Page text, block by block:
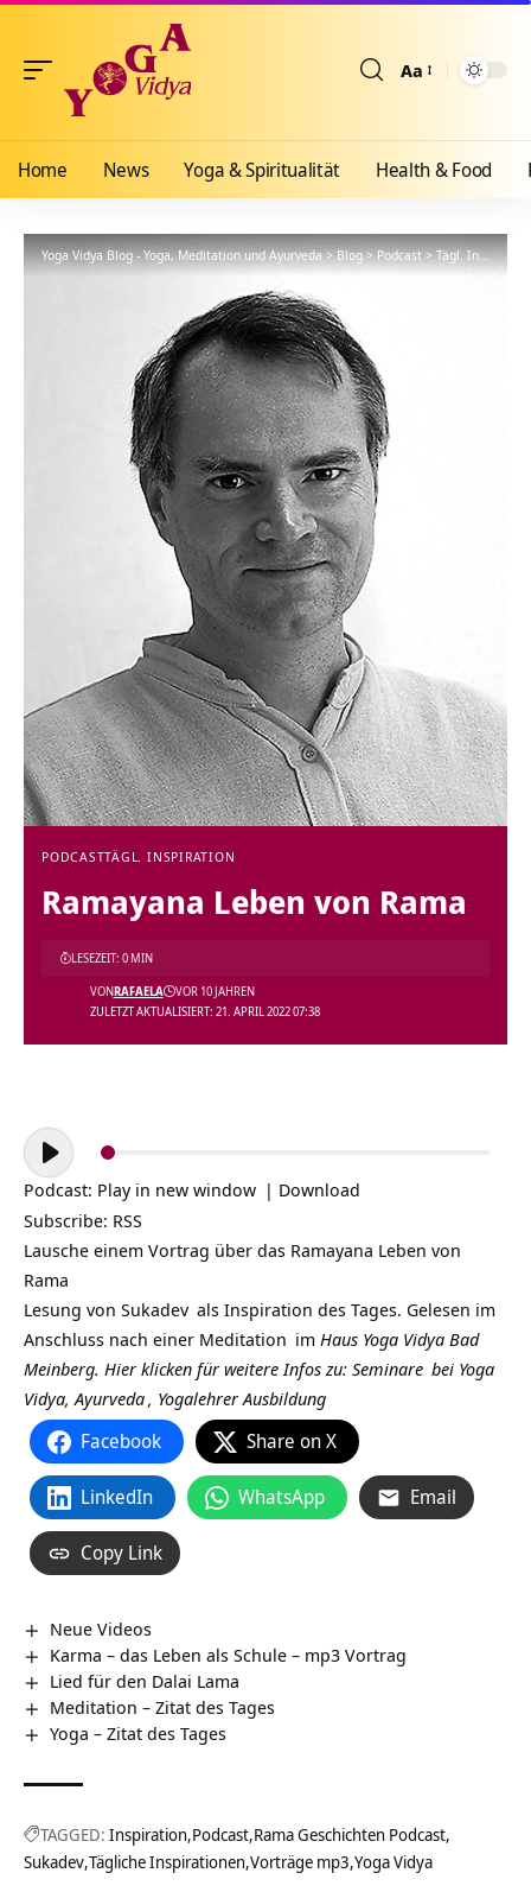
Aa
Home News Yoga & Spiritualität Health & Food
Yoga Vidya Blog - Yoga, Meditation und Ayurveda>Blog>Podcast>Tägl. Inspiration
PODCASTTÄGL. INSPIRATION
Ramayana Leben von Rama
ZULETZT AKTUALISIERT: 21. APRIL 2022 07:38
VONRAFAELA VOR 10 JAHREN
LESEZEIT: 0 MIN
Audio-
Player
Podcast: Play in new window | Download
Subscribe: RSS
Lausche einem Vortrag über das Ramayana Leben von
Rama
Lesung von Sukadev als Inspiration des Tages. Gelesen im
Anschluss nach einer Meditation im Haus Yoga Vidya Bad
Meinberg. Hier klicken für weitere Infos zu: Seminare bei Yoga
Vidya,Ayurveda, Yogalehrer Ausbildung
Facebook Share on X
LinkedIn WhatsApp Email
Copy Link
Neue Videos
Karma – das Leben als Schule – mp3 Vortrag
Lied für den Dalai Lama
Meditation – Zitat des Tages
Yoga – Zitat des Tages
TAGGED: Inspiration Podcast Rama Geschichten Podcast
Sukadev Tägliche Inspirationen Vorträge mp3 Yoga Vidya